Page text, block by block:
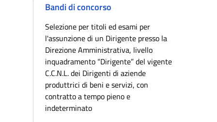
Bandi di concorso
Selezione per titoli ed esami per
l'assunzione di un Dirigente presso la
Direzione Amministrativa, livello
inquadramento “Dirigente” del vigente
C.C.N.L. dei Dirigenti di aziende
produttrici di beni e servizi, con
contratto a tempo pieno e
indeterminato